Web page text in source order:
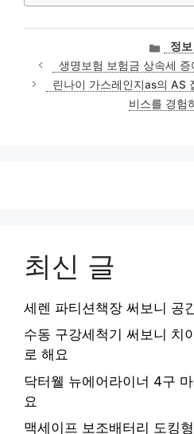
카
테
고
리
정보
생명보험 보험금 상속세
린나이 가스레인지as의 AS
비스를 경험
최신 글
세렌 파티션책장 써보니 공
수동 구강세척기 써보니 치
로 해요
닥터웰 뉴에어라이너 4구
요
맥세이프 보조배터리 도킹